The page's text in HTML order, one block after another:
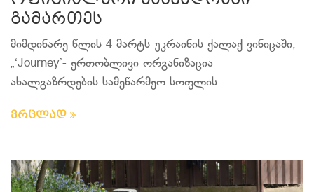
გამართეს
მიმდინარე წლის 4 მარტს უკრაინის ქალაქ ვინიცაში,
„‘Journey’- ერთობლივი ორგანიზაცია
ახალგაზრდების სამეწარმეო სოფლის...
ვრცლად